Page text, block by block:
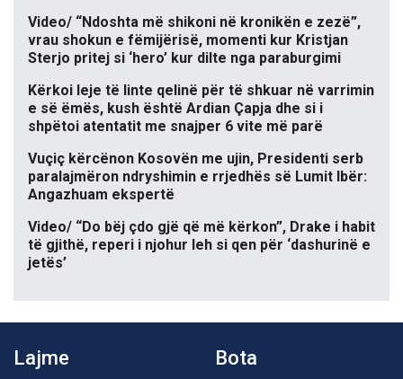
Video/ “Ndoshta më shikoni në kronikën e zezë”,
vrau shokun e fëmijërisë, momenti kur Kristjan
Sterjo pritej si ‘hero’ kur dilte nga paraburgimi
Kërkoi leje të linte qelinë për të shkuar në varrimin
e së ëmës, kush është Ardian Çapja dhe si i
shpëtoi atentatit me snajper 6 vite më parë
Vuçiç kërcënon Kosovën me ujin, Presidenti serb
paralajmëron ndryshimin e rrjedhës së Lumit Ibër:
Angazhuam ekspertë
Video/ “Do bëj çdo gjë që më kërkon”, Drake i habit
të gjithë, reperi i njohur leh si qen për ‘dashurinë e
jetës’
Lajme Bota